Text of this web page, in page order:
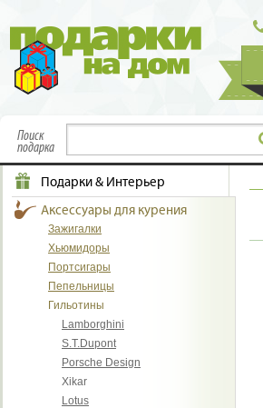
Поиск
подарка
Подарки & Интерьер
Аксессуары для курения
Зажигалки
Хьюмидоры
Портсигары
Пепельницы
Гильотины
Lamborghini
S.T.Dupont
Porsche Design
Xikar
Lotus